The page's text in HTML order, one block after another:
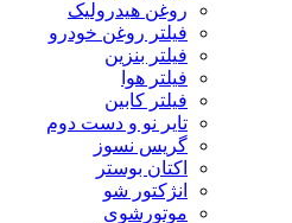
روغن هیدرولیک
فیلتر روغن خودرو
فیلتر بنزین
فیلتر هوا
فیلتر کابین
تایر نو و دست دوم
گریس نسوز
اکتان بوستر
انژکتور شو
موتورشوی